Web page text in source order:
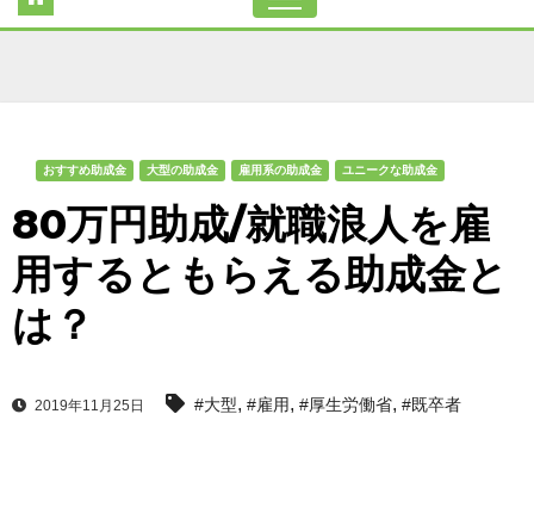
おすすめ助成金 大型の助成金 雇用系の助成金 ユニークな助成金
80万円助成/就職浪人を雇
用するともらえる助成金と
は？
2019年11月25日 #大型, #雇用, #厚生労働省, #既卒者